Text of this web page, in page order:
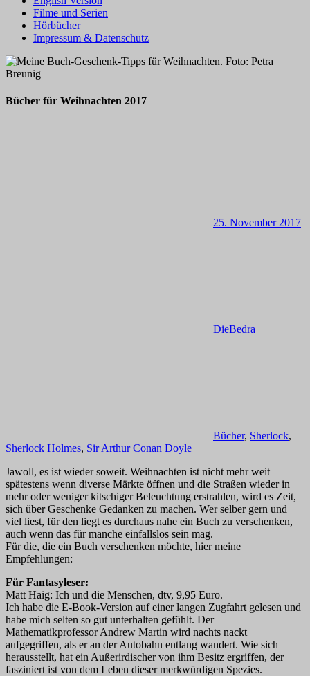
Filme und Serien
Hörbücher
Impressum & Datenschutz
Bücher für Weihnachten 2017
25. November 2017
DieBedra
Bücher, Sherlock,
Sherlock Holmes, Sir Arthur Conan Doyle
Jawoll, es ist wieder soweit. Weihnachten ist nicht mehr weit –
spätestens wenn diverse Märkte öffnen und die Straßen wieder in
mehr oder weniger kitschiger Beleuchtung erstrahlen, wird es Zeit,
sich über Geschenke Gedanken zu machen. Wer selber gern und
viel liest, für den liegt es durchaus nahe ein Buch zu verschenken,
auch wenn das für manche einfallslos sein mag.
Für die, die ein Buch verschenken möchte, hier meine
Empfehlungen:
Für Fantasyleser:
Matt Haig: Ich und die Menschen, dtv, 9,95 Euro.
Ich habe die E-Book-Version auf einer langen Zugfahrt gelesen und
habe mich selten so gut unterhalten gefühlt. Der
Mathematikprofessor Andrew Martin wird nachts nackt
aufgegriffen, als er an der Autobahn entlang wandert. Wie sich
herausstellt, hat ein Außerirdischer von ihm Besitz ergriffen, der
fasziniert ist von dem Leben dieser merkwürdigen Spezies.